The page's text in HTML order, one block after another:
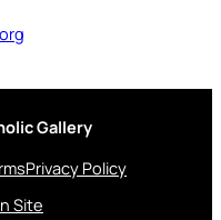
Gallery
Privacy Policy
Site